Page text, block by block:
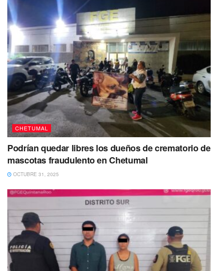
Chetumal
CHETUMAL
Podrían quedar libres los dueños de crematorio de
mascotas fraudulento en Chetumal
OCTUBRE 31, 2025